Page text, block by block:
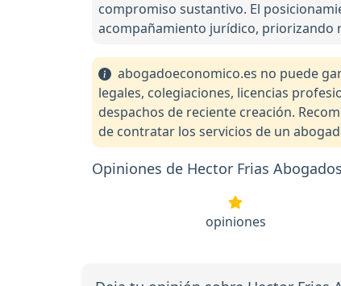
compromiso sustantivo. El
acompañamiento jurídico, priorizando
abogadoeconomico.es no puede
legales, colegiaciones, licencias
despachos de reciente creación.
de contratar los servicios de un
Opiniones de Hector Frias Abogados
opiniones